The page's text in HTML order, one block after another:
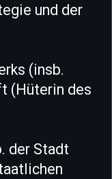
und der
(insb.
(Hüterin des
der Stadt